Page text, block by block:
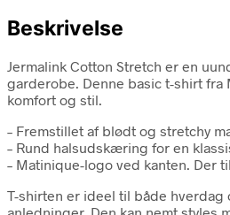
Beskrivelse
Jermalink Cotton Stretch er en
garderobe. Denne basic t-shirt
komfort og stil.
– Fremstillet af blødt og stretchy
– Rund halsudskæring for en
– Matinique-logo ved kanten. Der
T-shirten er ideel til både hverdag